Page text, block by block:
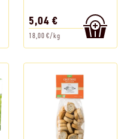
5,04 €
18,00 €/kg